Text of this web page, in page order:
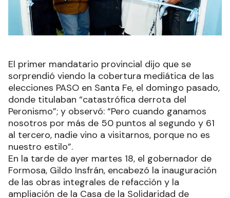
El primer mandatario provincial dijo que se
sorprendió viendo la cobertura mediática de las
elecciones PASO en Santa Fe, el domingo pasado,
donde titulaban “catastrófica derrota del
Peronismo”; y observó: “Pero cuando ganamos
nosotros por más de 50 puntos al segundo y 61
al tercero, nadie vino a visitarnos, porque no es
nuestro estilo”.
En la tarde de ayer martes 18, el gobernador de
Formosa, Gildo Insfrán, encabezó la inauguración
de las obras integrales de refacción y la
ampliación de la Casa de la Solidaridad de